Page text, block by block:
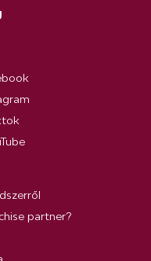
partner?